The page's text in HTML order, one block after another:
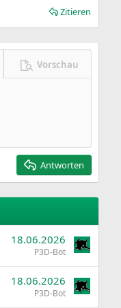
Zitieren
Vorschau
Antworten
18.06.2026
P3D-Bot
18.06.2026
P3D-Bot